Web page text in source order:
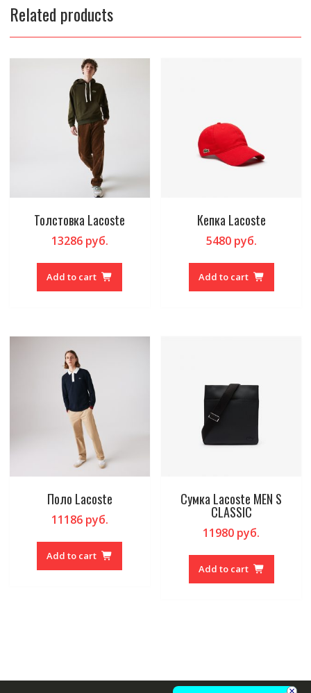
Related products
Толстовка Lacoste
13286руб.
Add to cart
Кепка Lacoste
5480руб.
Add to cart
Поло Lacoste
11186руб.
Add to cart
Сумка Lacoste MEN S
CLASSIC
11980 руб.
Add to cart